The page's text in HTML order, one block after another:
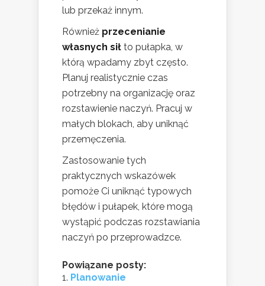
lub przekaż innym.
Również przecenianie
własnych sił to pułapka, w
którą wpadamy zbyt często.
Planuj realistycznie czas
potrzebny na organizację oraz
rozstawienie naczyń. Pracuj w
małych blokach, aby uniknąć
przemęczenia.
Zastosowanie tych
praktycznych wskazówek
pomoże Ci uniknąć typowych
błędów i pułapek, które mogą
wystąpić podczas rozstawiania
naczyń po przeprowadzce.
Powiązane posty:
Planowanie